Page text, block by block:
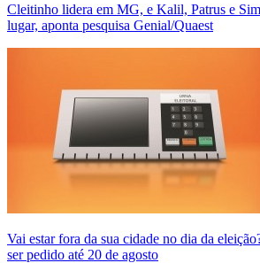
Cleitinho lidera em MG, e Kalil, Patrus e
lugar, aponta pesquisa Genial/Quaest
Vai estar fora da sua cidade no dia da
ser pedido até 20 de agosto